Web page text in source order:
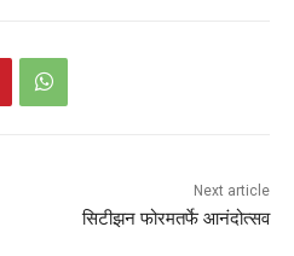
Next article
सिटीझन फोरमतर्फे आनंदोत्सव